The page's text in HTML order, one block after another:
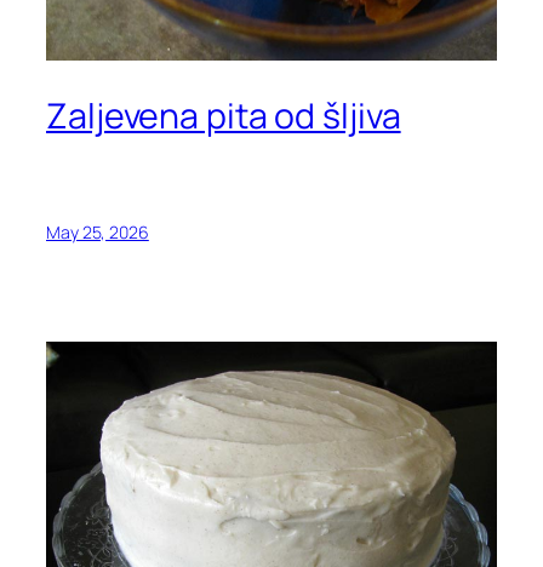
Zaljevena pita od šljiva
May 25, 2026